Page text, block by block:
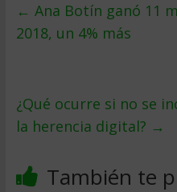
← Ana Botín ganó 11
2018, un 4% más
¿Qué ocurre si no se
la herencia digital? →
También te